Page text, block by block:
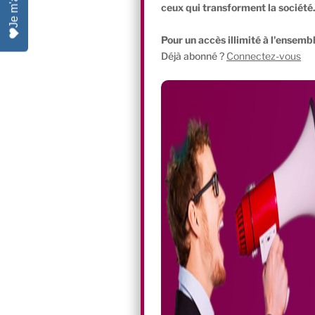
Fr
n
dl
e
n
e
o
o
s
p
p
s
y
y
ceux qui transforment la société.
Pour un accès illimité à
Déjà abonné ? Connectez-vous